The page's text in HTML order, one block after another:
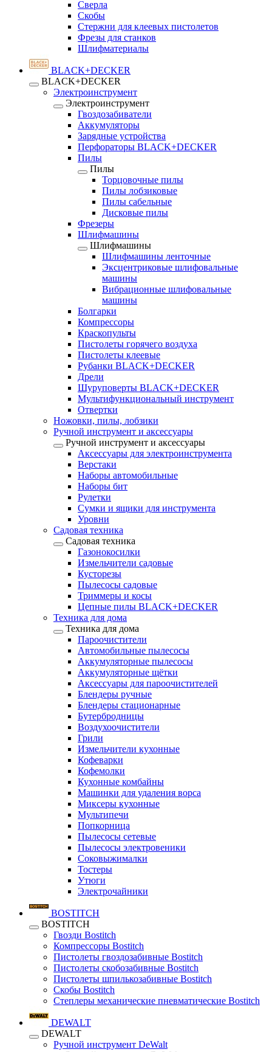
Сверла
Скобы
Стержни для клеевых пистолетов
Фрезы для станков
Шлифматериалы
BLACK+DECKER
BLACK+DECKER
Электроинструмент
Электроинструмент
Гвоздозабиватели
Аккумуляторы
Зарядные устройства
Перфораторы BLACK+DECKER
Пилы
Пилы
Торцовочные пилы
Пилы лобзиковые
Пилы сабельные
Дисковые пилы
Фрезеры
Шлифмашины
Шлифмашины
Шлифмашины ленточные
Эксцентриковые шлифовальные
машины
Вибрационные шлифовальные
машины
Болгарки
Компрессоры
Краскопульты
Пистолеты горячего воздуха
Пистолеты клеевые
Рубанки BLACK+DECKER
Дрели
Шуруповерты BLACK+DECKER
Мультифункциональный инструмент
Отвертки
Ножовки, пилы, лобзики
Ручной инструмент и аксессуары
Ручной инструмент и аксессуары
Аксессуары для электроинструмента
Верстаки
Наборы автомобильные
Наборы бит
Рулетки
Сумки и ящики для инструмента
Уровни
Садовая техника
Садовая техника
Газонокосилки
Измельчители садовые
Кусторезы
Пылесосы садовые
Триммеры и косы
Цепные пилы BLACK+DECKER
Техника для дома
Техника для дома
Пароочистители
Автомобильные пылесосы
Аккумуляторные пылесосы
Аккумуляторные щётки
Аксессуары для пароочистителей
Блендеры ручные
Блендеры стационарные
Бутербродницы
Воздухоочистители
Грили
Измельчители кухонные
Кофеварки
Кофемолки
Кухонные комбайны
Машинки для удаления ворса
Миксеры кухонные
Мультипечи
Попкорница
Пылесосы сетевые
Пылесосы электровеники
Соковыжималки
Тостеры
Утюги
Электрочайники
BOSTITCH
BOSTITCH
Гвозди Bostitch
Компрессоры Bostitch
Пистолеты гвоздозабивные Bostitch
Пистолеты скобозабивные Bostitch
Пистолеты шпилькозабивные Bostitch
Скобы Bostitch
Степлеры механические пневматические Bostitch
DEWALT
DEWALT
Ручной инструмент DeWalt